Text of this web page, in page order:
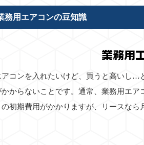
務用エアコンの豆知識
業務用
コンを入れたいけど、買うと高いし…
からないことです。通常、業務用エ
の初期費用がかかりますが、リースな